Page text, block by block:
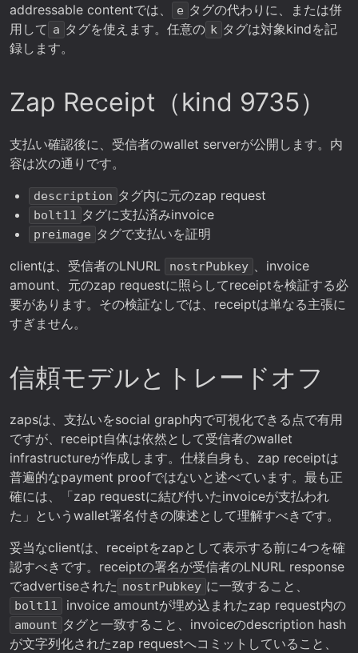
addressable contentでは、
e タグの代わりに、または併
用して a タグを使えます。任意の k タグは対象kindを記
録します。
Zap Receipt（kind 9735）
支払い確認後に、受信者のwallet serverが公開します。内
容は次の通りです。
description タグ内に元のzap request
bolt11 タグに支払済みinvoice
preimage タグで支払いを証明
clientは、受信者のLNURL
nostrPubkey
、invoice
amount、元のzap requestに照らしてreceiptを検証する必
要があります。その検証なしでは、receiptは単なる主張に
すぎません。
信頼モデルとトレードオフ
zapsは、支払いをsocial graph内で可視化できる点で有用
ですが、receipt自体は依然として受信者のwallet
infrastructureが作成します。仕様自身も、zap receiptは
普遍的なpayment proofではないと述べています。最も正
確には、「zap requestに結び付いたinvoiceが支払われ
た」というwallet署名付きの陳述として理解すべきです。
妥当なclientは、receiptをzapとして表示する前に4つを確
認すべきです。receiptの署名が受信者のLNURL response
でadvertiseされた nostrPubkey に一致すること、
bolt11 invoice amountが埋め込まれたzap request内の
amount タグと一致すること、invoiceのdescription hash
が文字列化されたzap requestへコミットしていること、